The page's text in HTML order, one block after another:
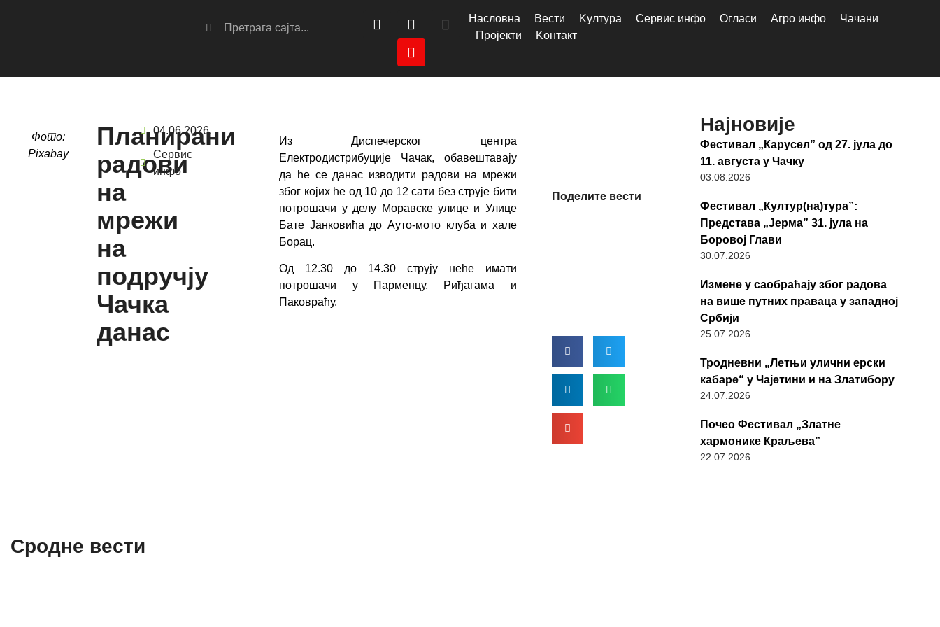
Насловна Вести Kултура Сервис инфо Огласи Агро инфо
Чачани
Пројекти
Kонтакт
Фото:
Pixabay
Планирани
радови
на
мрежи
на
подручју
Чачка
данас
04.06.2026.
Сервис
инфо
Из Диспечерског центра
Електродистрибуције Чачак, обавештавају
да ће се данас изводити радови на мрежи
због којих ће од 10 до 12 сати без струје бити
потрошачи у делу Моравске улице и Улице
Бате Јанковића до Ауто-мото клуба и хале
Борац.
Од 12.30 до 14.30 струју неће имати
потрошачи у Парменцу, Риђагама и
Паковраћу.
Поделите вести
Најновије
Фестивал „Карусел” од 27. јула до
11. августа у Чачку
03.08.2026
Фестивал „Култур(на)тура”:
Представа „Јерма” 31. јула на
Боровој Глави
30.07.2026
Измене у саобраћају због радова
на више путних праваца у западној
Србији
25.07.2026
Тродневни „Летњи улични ерски
кабаре“ у Чајетини и на Златибору
24.07.2026
Почео Фестивал „Златне
хармонике Краљева”
22.07.2026
Сродне вести